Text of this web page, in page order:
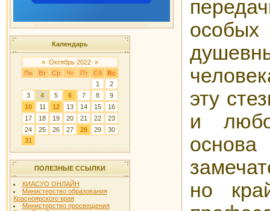
Календарь
« Октябрь 2022 »
Пн
Вт Ср Чт Пт Сб
Вс
1
2
3
4 5 6 7 8
9
10
11 12 13 14 15
16
17
18 19 20 21 22
23
24
25 26 27 28 29
30
31
ПОЛЕЗНЫЕ ССЫЛКИ
КИАСУО ОНЛАЙН
Министерство образования
Красноярского края
Министерство просвещения
эту
и
но